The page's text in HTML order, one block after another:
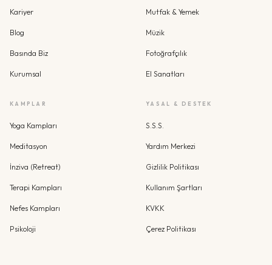
Kariyer
Blog
Basında Biz
Kurumsal
Mutfak & Yemek
Müzik
Fotoğrafçılık
El Sanatları
KAMPLAR
Yoga Kampları
Meditasyon
İnziva (Retreat)
Terapi Kampları
Nefes Kampları
Psikoloji
YASAL & DESTEK
S.S.S.
Yardım Merkezi
Gizlilik Politikası
Kullanım Şartları
KVKK
Çerez Politikası